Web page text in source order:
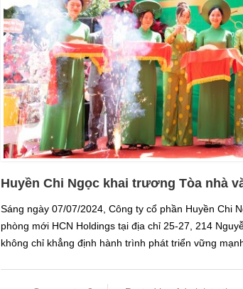
Huyền Chi Ngọc khai trương Tòa nhà
Sáng ngày 07/07/2024, Công ty cổ phần Huyền Chi
phòng mới HCN Holdings tại địa chỉ 25-27, 214
không chỉ khẳng định hành trình phát triển vững mạnh